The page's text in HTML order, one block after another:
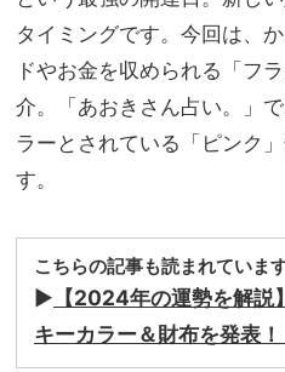
タイミングです。今回は、
ドやお金を収められる「フ
介。「あおきさん占い。」
ラーとされている「ピンク
す。
こちらの記事も読まれていま
▶ 【2024年の運勢を解説
キーカラー＆財布を発表！